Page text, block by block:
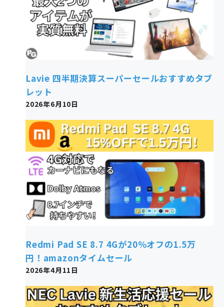
Lavie 四半期決算スーパーセールおすすめタブ
レット
2026年6月10日
Redmi Pad SE 8.7 4Gが20％オフの1.5万
円！amazonタイムセール
2026年4月11日